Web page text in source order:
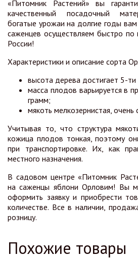
«Питомник Растений» вы
качественный посадочный
богатые урожаи на долгие годы
саженцев осуществляем быстро
России!
Характеристики и описание сорта
высота дерева достигает 5-
масса плодов варьируется в
грамм;
мякоть мелкозернистая, очень
Учитывая то, что структура
кожица плодов тонкая, поэтому
при транспортировке. Их, как
местного назначения.
В садовом центре «Питомник
на саженцы яблони Орловим! Вы
оформить заявку и приобрести
количестве. Все в наличии,
розницу.
Похожие товары